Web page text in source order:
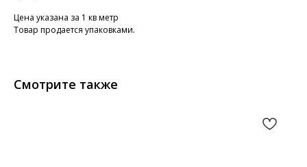
Цена указана за 1 кв метр
Товар продается упаковками.
Смотрите также